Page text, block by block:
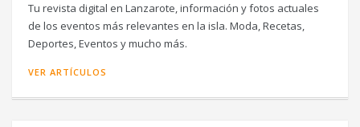
Tu revista digital en Lanzarote, información y fotos actuales
de los eventos más relevantes en la isla. Moda, Recetas,
Deportes, Eventos y mucho más.
VER ARTÍCULOS